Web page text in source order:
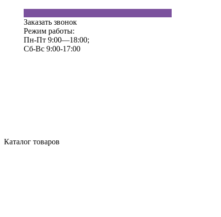
Заказать звонок
Режим работы:
Пн-Пт 9:00—18:00;
Сб-Вс 9:00-17:00
Каталог товаров